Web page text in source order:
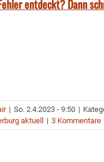
entdeckt? Dann
| So. 2.4.2023 - 9:50 |
aktuell | 3 Kommentare